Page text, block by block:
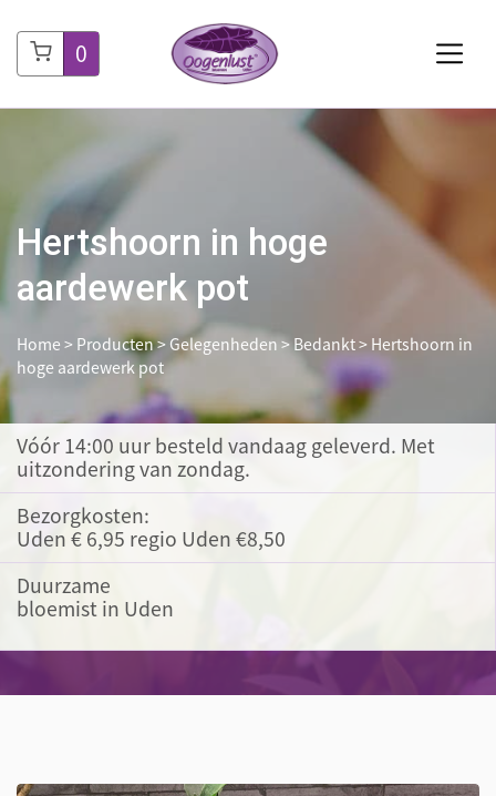
0
Hertshoorn in hoge
aardewerk pot
Home> Producten>Gelegenheden>Bedankt>Hertshoorn in
hoge aardewerk pot
Vóór 14:00 uur besteldvandaag geleverd. Met
uitzondering van zondag.
Bezorgkosten:
Uden € 6,95 regio Uden €8,50
Duurzame
bloemist in Uden